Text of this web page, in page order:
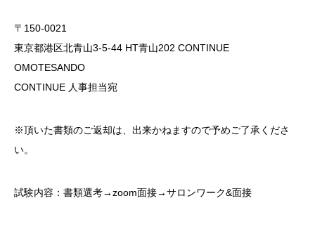
〒150-0021
東京都港区北青山3-5-44 HT青山202 CONTINUE
OMOTESANDO
CONTINUE 人事担当宛
※頂いた書類のご返却は、出来かねますので予めご了承くださ
い。
試験内容：書類選考→zoom面接→サロンワーク&面接